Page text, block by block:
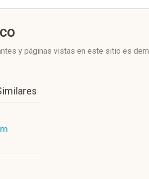
y páginas vistas en este sitio es